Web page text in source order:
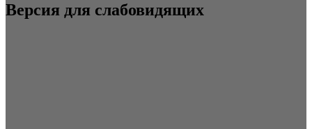
Версия для слабовидящих